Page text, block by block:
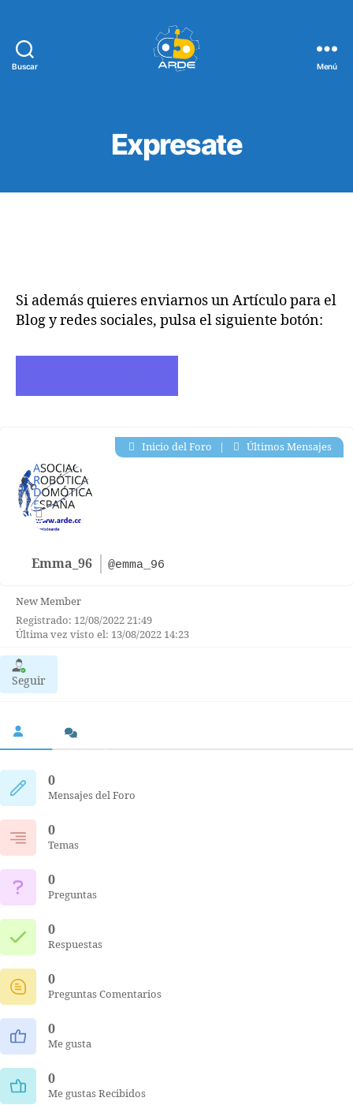
Buscar Menú
Expresate
Si además quieres enviarnos un Artículo para el
Blog y redes sociales, pulsa el siguiente botón:
Emma_96 @emma_96
Inicio del Foro Últimos Mensajes
New Member
Registrado: 12/08/2022 21:49
Última vez visto el: 13/08/2022 14:23
Seguir
0
Mensajes del Foro
0
Temas
0
Preguntas
0
Respuestas
0
Preguntas Comentarios
0
Me gusta
0
Me gustas Recibidos